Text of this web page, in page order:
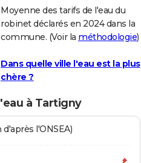
Moyenne des tarifs de l'eau du
robinet déclarés en 2024 dans la
commune. (Voir la méthodologie)
Dans quelle ville l'eau est la plus
chère ?
à Tartigny
l'ONSEA)